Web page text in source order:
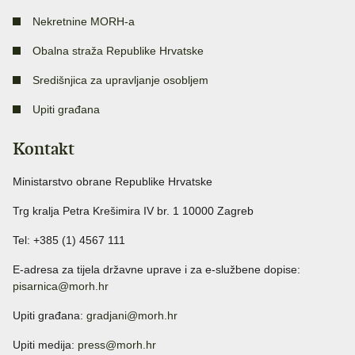
Nekretnine MORH-a
Obalna straža Republike Hrvatske
Središnjica za upravljanje osobljem
Upiti građana
Kontakt
Ministarstvo obrane Republike Hrvatske
Trg kralja Petra Krešimira IV br. 1 10000 Zagreb
Tel: +385 (1) 4567 111
E-adresa za tijela državne uprave i za e-službene dopise:
pisarnica@morh.hr
Upiti građana: gradjani@morh.hr
Upiti medija: press@morh.hr